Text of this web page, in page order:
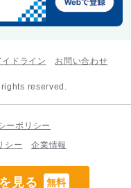
見る 無料
ドライン お問い合わせ
reserved.
ーポリシー
シー
企業情報